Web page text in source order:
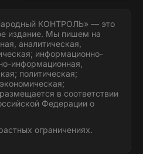
КОНТРОЛЬ» — это
издание. Мы пишем на
аналитическая,
информационно-
информационная,
политическая;
в соответствии
Федерации о
ограничениях.